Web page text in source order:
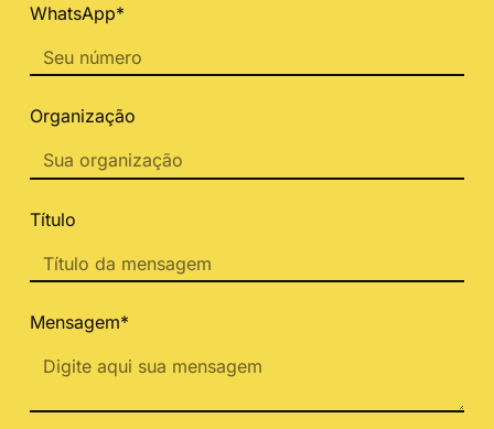
WhatsApp*
Organização
Título
Mensagem*